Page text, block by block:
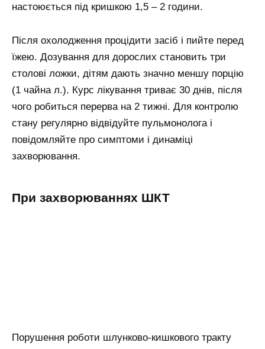
настоюється під кришкою 1,5 – 2 години.
Після охолодження процідити засіб і пийте перед
їжею. Дозування для дорослих становить три
столові ложки, дітям дають значно меншу порцію
(1 чайна л.). Курс лікування триває 30 днів, після
чого робиться перерва на 2 тижні. Для контролю
стану регулярно відвідуйте пульмонолога і
повідомляйте про симптоми і динаміці
захворювання.
При захворюваннях ШКТ
Порушення роботи шлунково-кишкового тракту